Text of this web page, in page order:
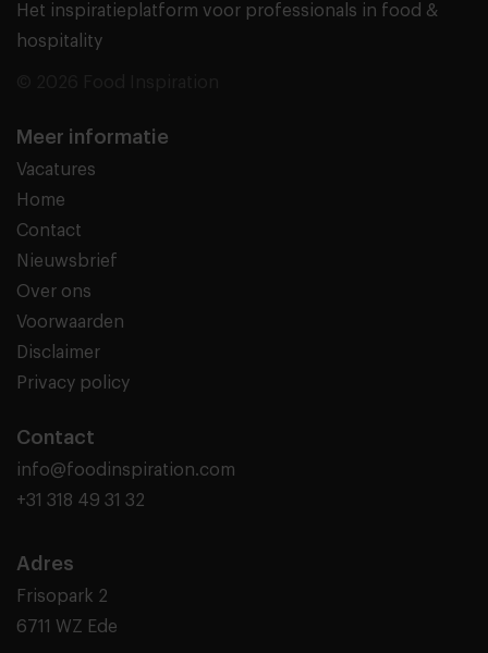
Het inspiratieplatform voor professionals in food &
hospitality
Meer informatie
Vacatures
Home
Contact
Nieuwsbrief
Over ons
Voorwaarden
Disclaimer
Privacy policy
Contact
info@foodinspiration.com
+31 318 49 31 32
Adres
Frisopark 2
6711 WZ Ede